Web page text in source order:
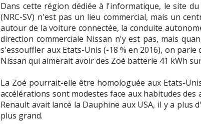
Dans cette région dédiée à l'informatique, le site du
(NRC-SV) n'est pas un lieu commercial, mais un
autour de la voiture connectée, la conduite
direction commerciale Nissan n'y est pas, mais
s'essouffler aux Etats-Unis (-18 % en 2016), on
Nissan qui aimerait avoir des Zoé batterie 41 kWh
La Zoé pourrait-elle être homologuée aux Etats-
accélérations sont modestes face aux habitudes
Renault avait lancé la Dauphine aux USA, il y a plus
plus grand.